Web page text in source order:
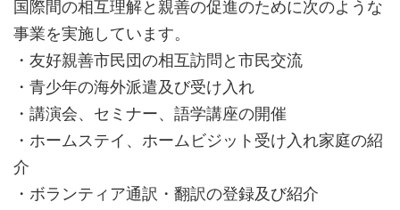
国際間の相互理解と親善の促進のために次のような
事業を実施しています。
・友好親善市民団の相互訪問と市民交流
・青少年の海外派遣及び受け入れ
・講演会、セミナー、語学講座の開催
・ホームステイ、ホームビジット受け入れ家庭の紹
介
・ボランティア通訳・翻訳の登録及び紹介